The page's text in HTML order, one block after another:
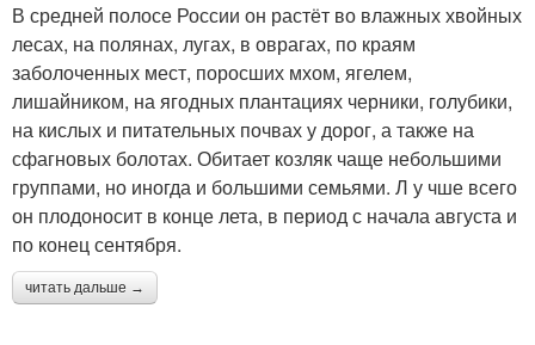
В средней полосе России он растёт во влажных хвойных
лесах, на полянах, лугах, в оврагах, по краям
заболоченных мест, поросших мхом, ягелем,
лишайником, на ягодных плантациях черники, голубики,
на кислых и питательных почвах у дорог, а также на
сфагновых болотах. Обитает козляк чаще небольшими
группами, но иногда и большими семьями. Л у чше всего
он плодоносит в конце лета, в период с начала августа и
по конец сентября.
читать дальше →